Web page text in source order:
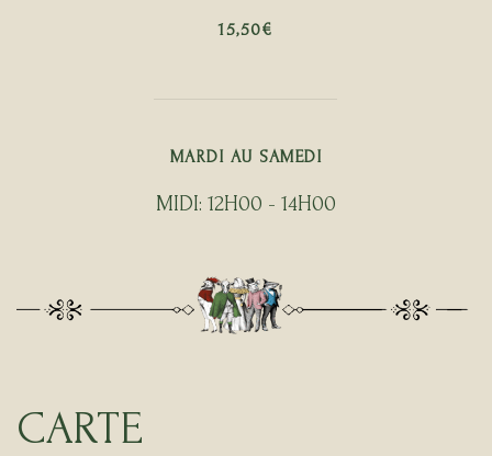
15,50€
MARDI AU SAMEDI
MIDI: 12H00 - 14H00
CARTE